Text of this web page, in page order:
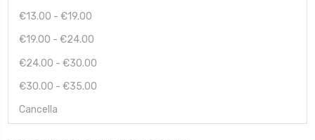
€13.00 - €19.00
€19.00 - €24.00
€24.00 - €30.00
€30.00 - €35.00
Cancella